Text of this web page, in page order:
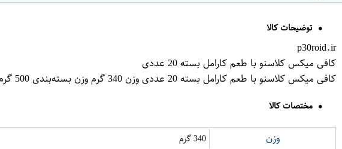
توضیحات کالا
p30roid.ir
کافی میکس کلاسنو با طعم کارامل بسته 20 عددی
کافی میکس کلاسنو با طعم کارامل بسته 20 عددی وزن 340 گرم وزن بسته‌بندی 500 گرم ابعاد بسته‌بندی 26 × 21 × 7.5 سانتی‌متر شماره پروانه بهداشت 25645598736900
مختصات کالا
وزن 340 گرم